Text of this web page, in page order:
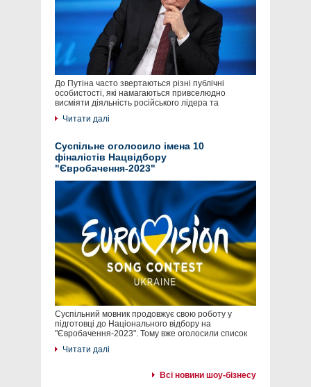
До Путіна часто звертаються різні публічні
особистості, які намагаються привселюдно
висміяти діяльність російського лідера та
Читати далі
Суспільне оголосило імена 10
фіналістів Нацвідбору
"Євробачення-2023"
Суспільний мовник продовжує свою роботу у
підготовці до Національного відбору на
"Євробачення-2023". Тому вже оголосили список
Читати далі
Всі новини шоу-бізнесу